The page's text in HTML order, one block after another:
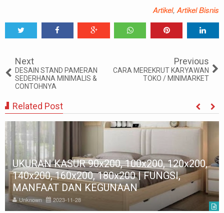
Artikel, Artikel Bisnis
Next
DESAIN STAND PAMERAN
SEDERHANA MINIMALIS &
CONTOHNYA
Previous
CARA MEREKRUT KARYAWAN
TOKO / MINIMARKET
Related Post
UKURAN KASUR 90x200, 100x200, 120x200,
140x200, 160x200, 180x200 | FUNGSI,
MANFAAT DAN KEGUNAAN
Unknown 2023-11-28